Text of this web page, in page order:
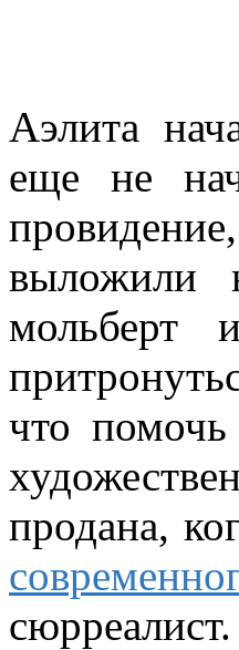
Аэлита
еще не
выложили
мольберт
что помочь
продана,
сюрреалист.